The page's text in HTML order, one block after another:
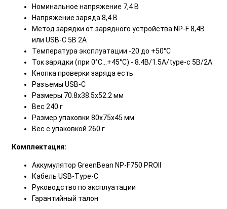
Номинальное напряжение 7,4 В
Напряжение заряда 8,4 В
Метод зарядки от зарядного устройства NP-F 8,4В
или USB-C 5В 2А
Температура эксплуатации -20 до +50°С
Ток зарядки (при 0°С…+45°С) - 8.4В/1.5A/type-c 5В/2A
Кнопка проверки заряда есть
Разъемы USB-C
Размеры 70.8x38.5x52.2 мм
Вес 240 г
Размер упаковки 80х75х45 мм
Вес с упаковкой 260 г
Комплектация:
Аккумулятор GreenBean NP-F750 PROII
Кабель USB-Type-C
Руководство по эксплуатации
Гарантийный талон